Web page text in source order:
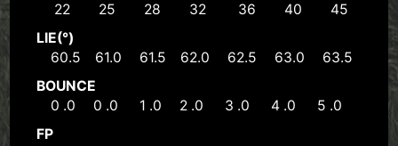
22 25 28 32 36 40 45
LIE(°)
60.5 61.0 61.5 62.0 62.5 63.0 63.5
BOUNCE
0 .0 0 .0 1 .0 2 .0 3 .0 4 .0 5 .0
FP